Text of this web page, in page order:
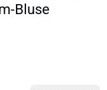
Bluse